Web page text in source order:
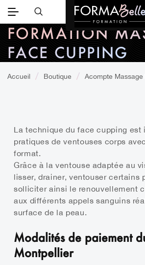
FORMATION
FACE CUPPING
Accueil Boutique Acompte Massage
La technique du face cupping est
pratiques de ventouses corps
format.
Grâce à la ventouse adaptée au
lisser, drainer, ventouser certains
solliciter ainsi le renouvellement
aux différents appels sanguins
surface de la peau.
Modalités de paiement
Montpellier